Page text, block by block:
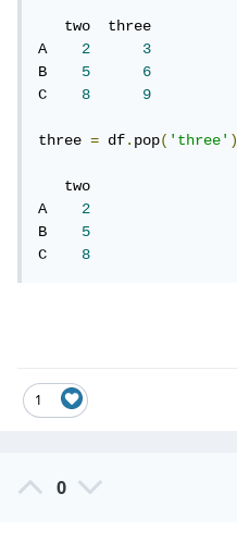
   two  three
A 2
3
B 5
6
C 8 9
three = df.pop('three')
   two
A 2
B 5
C 8
1
0